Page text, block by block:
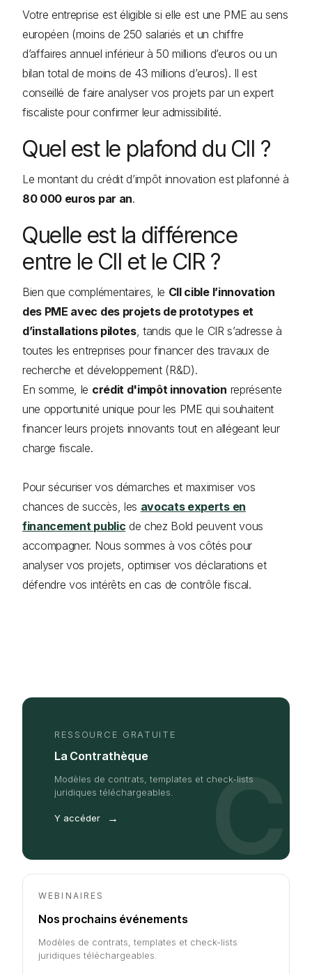
Votre entreprise est éligible si elle est une PME au sens
européen (moins de 250 salariés et un chiffre
d’affaires annuel inférieur à 50 millions d’euros ou un
bilan total de moins de 43 millions d’euros). Il est
conseillé de faire analyser vos projets par un expert
fiscaliste pour confirmer leur admissibilité.
Quel est le plafond du CII ?
Le montant du crédit d’impôt innovation est plafonné à
80 000 euros par an.
Quelle est la différence
entre le CII et le CIR ?
Bien que complémentaires, le CII cible l’innovation
des PME avec des projets de prototypes et
d’installations pilotes, tandis que le CIR s’adresse à
toutes les entreprises pour financer des travaux de
recherche et développement (R&D).
En somme, le crédit d'impôt innovation représente
une opportunité unique pour les PME qui souhaitent
financer leurs projets innovants tout en allégeant leur
charge fiscale.
Pour sécuriser vos démarches et maximiser vos
chances de succès, les avocats experts en
financement public de chez Bold peuvent vous
accompagner. Nous sommes à vos côtés pour
analyser vos projets, optimiser vos déclarations et
défendre vos intérêts en cas de contrôle fiscal.
RESSOURCE GRATUITE
La Contrathèque
Modèles de contrats, templates et check-lists
juridiques téléchargeables.
Y accéder → C
WEBINAIRES
Nos prochains événements
Modèles de contrats, templates et check-lists
juridiques téléchargeables.